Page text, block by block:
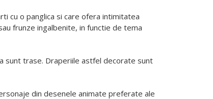
cu o panglica si care ofera intimitatea
frunze ingalbenite, in functie de tema
sunt trase. Draperiile astfel decorate sunt
din desenele animate preferate ale